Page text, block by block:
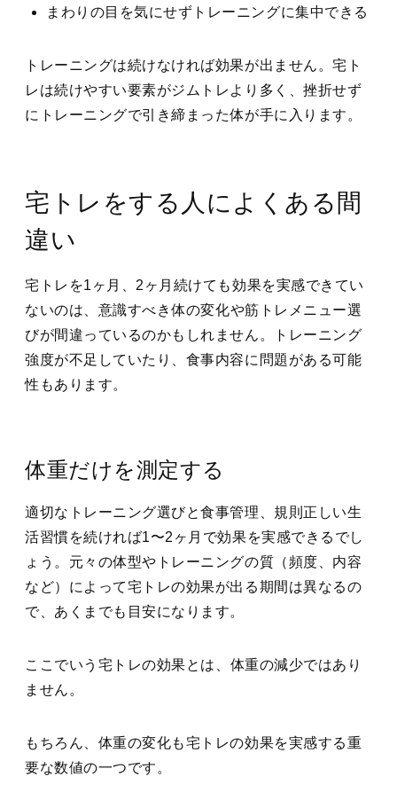
まわりの目を気にせずトレーニングに集中できる
トレーニングは続けなければ効果が出ません。宅ト
レは続けやすい要素がジムトレより多く、挫折せず
にトレーニングで引き締まった体が手に入ります。
宅トレをする人によくある間
違い
宅トレを1ヶ月、2ヶ月続けても効果を実感できてい
ないのは、意識すべき体の変化や筋トレメニュー選
びが間違っているのかもしれません。トレーニング
強度が不足していたり、食事内容に問題がある可能
性もあります。
体重だけを測定する
適切なトレーニング選びと食事管理、規則正しい生
活習慣を続ければ1〜2ヶ月で効果を実感できるでし
ょう。元々の体型やトレーニングの質（頻度、内容
など）によって宅トレの効果が出る期間は異なるの
で、あくまでも目安になります。
ここでいう 宅トレの効果とは、体重の減少ではあり
ません。
もちろん、体重の変化も宅トレの効果を実感する重
要な数値の一つです。